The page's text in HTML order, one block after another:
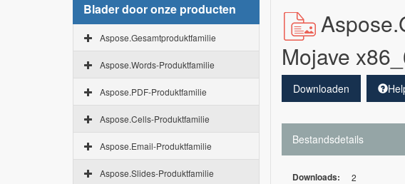
Blader door onze producten
Aspose.Gesamtproduktfamilie
Aspose.Words-Produktfamilie
Aspose.PDF-Produktfamilie
Aspose.Cells-Produktfamilie
Aspose.Email-Produktfamilie
Aspose.Slides-Produktfamilie
Mojave
Downloaden
Bestandsdetails
Downloads: 2